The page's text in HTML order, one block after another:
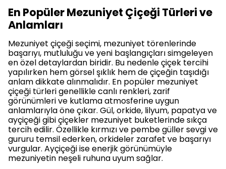
En Popüler Mezuniyet Çiçeği Türleri ve
Anlamları
Mezuniyet çiçeği seçimi, mezuniyet törenlerinde
başarıyı, mutluluğu ve yeni başlangıçları simgeleyen
en özel detaylardan biridir. Bu nedenle çiçek tercihi
yapılırken hem görsel şıklık hem de çiçeğin taşıdığı
anlam dikkate alınmalıdır. En popüler mezuniyet
çiçeği türleri genellikle canlı renkleri, zarif
görünümleri ve kutlama atmosferine uygun
anlamlarıyla öne çıkar. Gül, orkide, lilyum, papatya ve
ayçiçeği gibi çiçekler mezuniyet buketlerinde sıkça
tercih edilir. Özellikle kırmızı ve pembe güller sevgi ve
gururu temsil ederken, orkideler zarafet ve başarıyı
vurgular. Ayçiçeği ise enerjik görünümüyle
mezuniyetin neşeli ruhuna uyum sağlar.